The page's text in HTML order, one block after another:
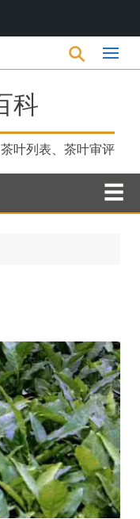
科
叶列表、茶叶审评